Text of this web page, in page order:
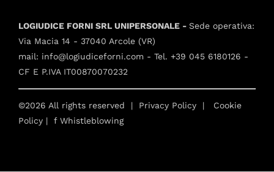
LOGIUDICE FORNI SRL UNIPERSONALE - Sede operativa:
Via Macia 14 - 37040 Arcole (VR)
mail: info@logiudiceforni.com - Tel. +39 045 6180126 -
CF E P.IVA IT00870070232
©2026 All rights reserved | Privacy Policy | Cookie
Policy | f Whistleblowing